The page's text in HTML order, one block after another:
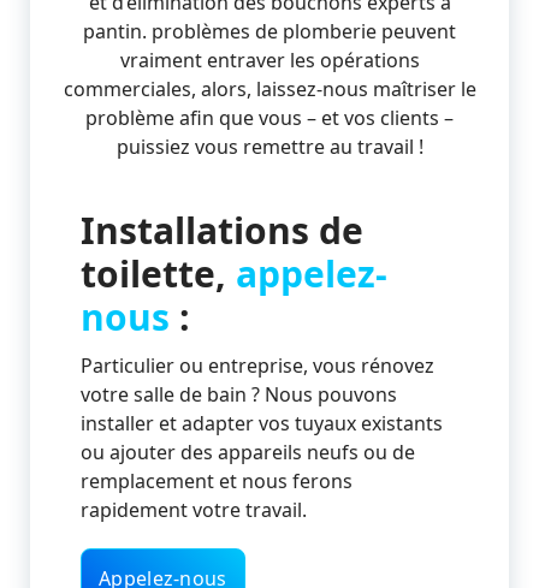
pantin. problèmes de plomberie peuvent
vraiment entraver les opérations
commerciales, alors, laissez-nous maîtriser le
problème afin que vous – et vos clients –
puissiez vous remettre au travail !
Installations de
toilette, appelez-
nous :
Particulier ou entreprise, vous rénovez
votre salle de bain ? Nous pouvons
installer et adapter vos tuyaux existants
ou ajouter des appareils neufs ou de
remplacement et nous ferons
rapidement votre travail.
Appelez-nous